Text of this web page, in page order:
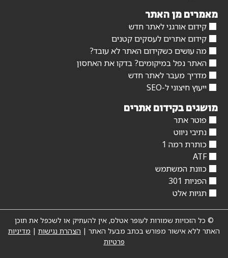
מאמרים מן האתר
קידום אורגני לאתר חדש
קידום אתרים לעסקים קטנים
מה עושים כשקידום האתר לא עובד?
האתר נפל במיקומים? בדקו את האחסון
מדריך מעבר לאתר חדש
ייעוץ חיצוני ל-SEO
מושגים בקידום אתרים
פוטר אתר
נתיבי ניווט
כותרת רמה 1
ATF
כוונת המשתמש
הפניות 301
תגיות אלט
© כל הזכויות שמורות לעופר אטלס, אין להעתיק או לשכפל את תוכן
האתר ללא אישור מפורש בכתב מבעל האתר | הצהרת נגישות | מדיניות
פרטיות